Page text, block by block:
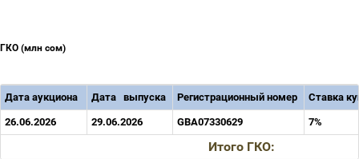
ГКО (млн сом)
Дата аукциона Дата выпуска Регистрационный номер Ставка
26.06.2026 29.06.2026 GBA07330629 7%
Итого ГКО: